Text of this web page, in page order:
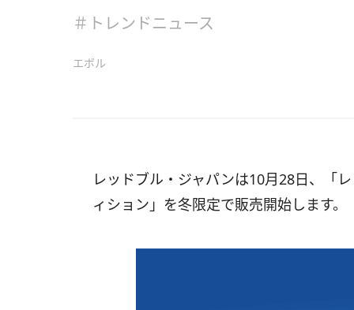
＃トレンドニュース
エボル
レッドブル・ジャパンは10月28日、「
ィション」を冬限定で販売開始します。